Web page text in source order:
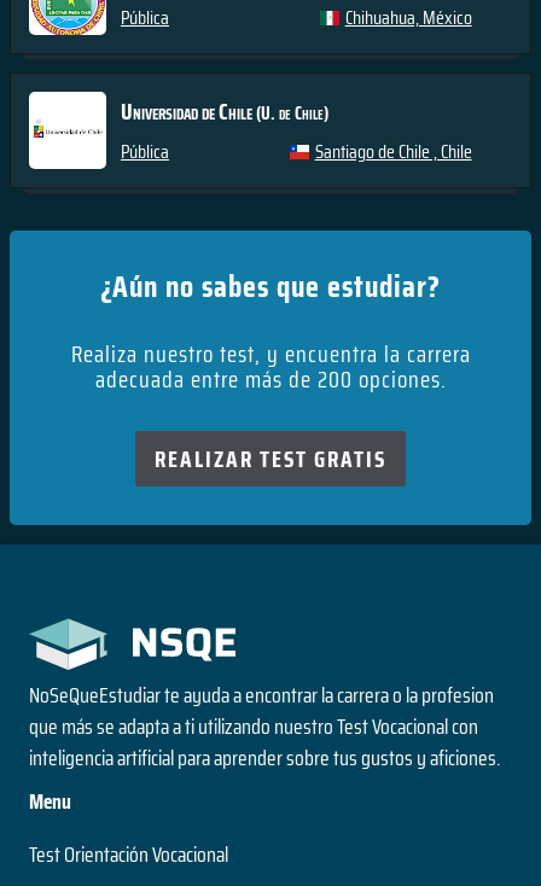
Pública Chihuahua, México
Universidad de Chile(U. de Chile)
Pública Santiago de Chile , Chile
¿Aún no sabes que estudiar?
Realiza nuestro test, y encuentra la carrera
adecuada entre más de 200 opciones.
REALIZAR TEST GRATIS
NoSeQueEstudiar te ayuda a encontrar la carrera o la profesion
que más se adapta a ti utilizando nuestro Test Vocacional con
inteligencia artificial para aprender sobre tus gustos y aficiones.
Menu
Test Orientación Vocacional